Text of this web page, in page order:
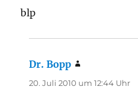
blp
Dr. Bopp
20. Juli 2010 um 12:44 Uhr